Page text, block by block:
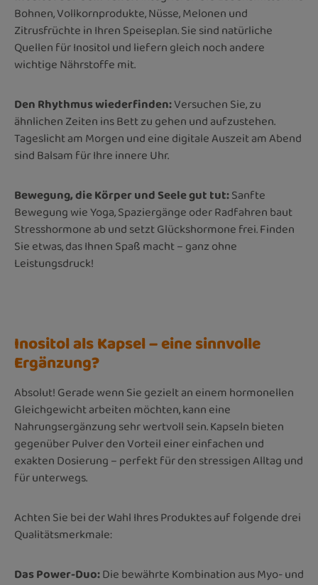
Bohnen, Vollkornprodukte, Nüsse, Melonen und
Zitrusfrüchte in Ihren Speiseplan. Sie sind natürliche
Quellen für Inositol und liefern gleich noch andere
wichtige Nährstoffe mit.
Den Rhythmus wiederfinden:Versuchen Sie, zu
ähnlichen Zeiten ins Bett zu gehen und aufzustehen.
Tageslicht am Morgen und eine digitale Auszeit am Abend
sind Balsam für Ihre innere Uhr.
Bewegung, die Körper und Seele gut tut:Sanfte
Bewegung wie Yoga, Spaziergänge oder Radfahren baut
Stresshormone ab und setzt Glückshormone frei. Finden
Sie etwas, das Ihnen Spaß macht – ganz ohne
Leistungsdruck!
Inositol als Kapsel – eine sinnvolle
Ergänzung?
Absolut! Gerade wenn Sie gezielt an einem hormonellen
Gleichgewicht arbeiten möchten, kann eine
Nahrungsergänzung sehr wertvoll sein. Kapseln bieten
gegenüber Pulver den Vorteil einer einfachen und
exakten Dosierung – perfekt für den stressigen Alltag und
für unterwegs.
Achten Sie bei der Wahl Ihres Produktes auf folgende drei
Qualitätsmerkmale:
Das Power-Duo:Die bewährte Kombination aus Myo- und